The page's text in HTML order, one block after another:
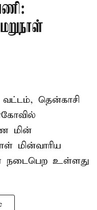
வட்டம், தென்காசி
மின்
மின்வாரிய
நடைபெற உள்ளது